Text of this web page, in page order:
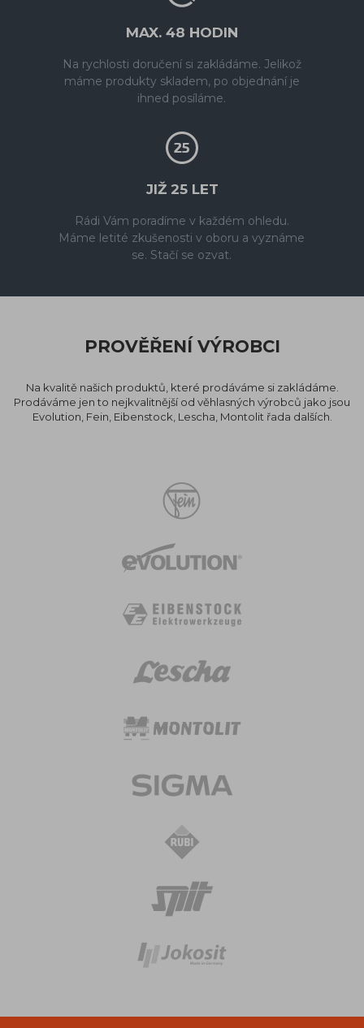
MAX. 48 HODIN
Na rychlosti doručení si zakládáme. Jelikož
máme produkty skladem, po objednání je
ihned posíláme.
JIŽ 25 LET
Rádi Vám poradíme v každém ohledu.
Máme letité zkušenosti v oboru a vyznáme
se. Stačí se ozvat.
PROVĚŘENÍ VÝROBCI
Na kvalitě našich produktů, které prodáváme si zakládáme.
Prodáváme jen to nejkvalitnější od věhlasných výrobců jako jsou
Evolution, Fein, Eibenstock, Lescha, Montolit řada dalších.